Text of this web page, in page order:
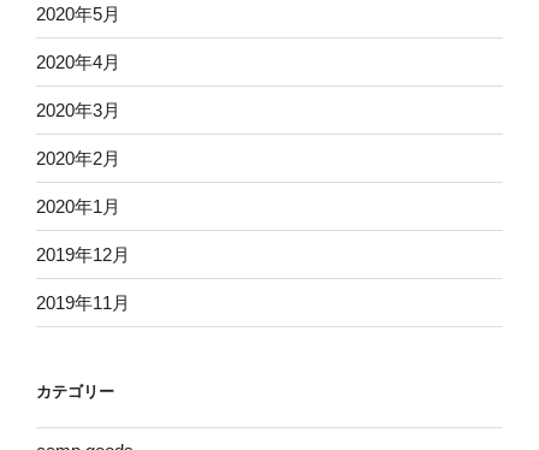
2020年5月
2020年4月
2020年3月
2020年2月
2020年1月
2019年12月
2019年11月
カテゴリー